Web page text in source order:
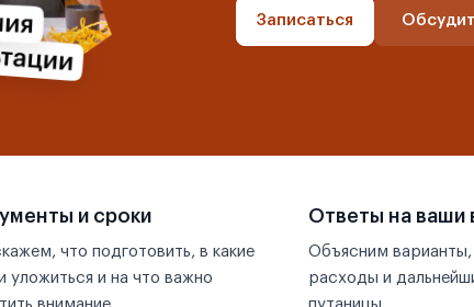
Записаться
и сроки
что подготовить, в какие
уложиться и на что важно
Ответы на ваши
Объясним
расходы и